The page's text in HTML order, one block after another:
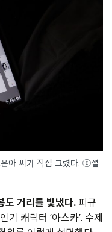
아 씨가 직접 그렸다. ⓒ셜
도 거리를 빛냈다. 피규
기 캐릭터 ‘아스카’. 수제